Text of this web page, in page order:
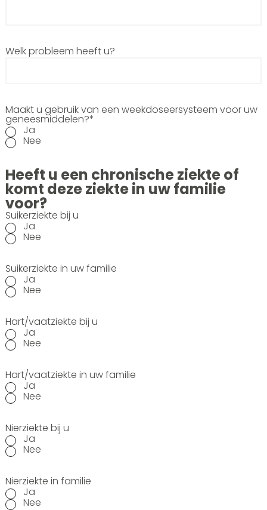
Welk probleem heeft u?
Maakt u gebruik van een weekdoseersysteem voor uw
geneesmiddelen?*
Ja
Nee
Heeft u een chronische ziekte of
komt deze ziekte in uw familie
voor?
Suikerziekte bij u
Ja
Nee
Suikerziekte in uw familie
Ja
Nee
Hart/vaatziekte bij u
Ja
Nee
Hart/vaatziekte in uw familie
Ja
Nee
Nierziekte bij u
Ja
Nee
Nierziekte in familie
Ja
Nee